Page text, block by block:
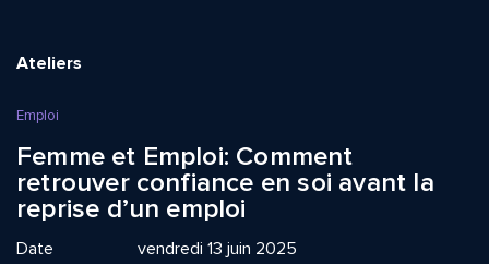
Ateliers
Emploi
Femme et Emploi: Comment
retrouver confiance en soi avant la
reprise d’un emploi
Date
vendredi 13 juin 2025